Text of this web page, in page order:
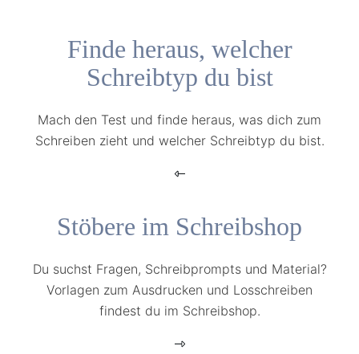
Finde heraus, welcher
Schreibtyp du bist
Mach den Test und finde heraus, was dich zum
Schreiben zieht und welcher Schreibtyp du bist.
Stöbere im Schreibshop
Du suchst Fragen, Schreibprompts und Material?
Vorlagen zum Ausdrucken und Losschreiben
findest du im Schreibshop.